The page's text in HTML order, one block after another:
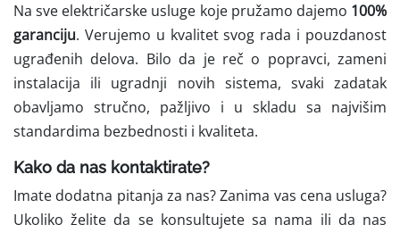
Na sve električarske usluge koje pružamo dajemo 100%
garanciju. Verujemo u kvalitet svog rada i pouzdanost
ugrađenih delova. Bilo da je reč o popravci, zameni
instalacija ili ugradnji novih sistema, svaki zadatak
obavljamo stručno, pažljivo i u skladu sa najvišim
standardima bezbednosti i kvaliteta.
Kako da nas kontaktirate?
Imate dodatna pitanja za nas? Zanima vas cena usluga?
Ukoliko želite da se konsultujete sa nama ili da nas